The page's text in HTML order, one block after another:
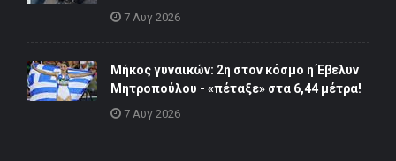
7 Αυγ 2026
Μήκος γυναικών: 2η στον κόσμο η Έβελυν
Μητροπούλου - «πέταξε» στα 6,44 μέτρα!
7 Αυγ 2026